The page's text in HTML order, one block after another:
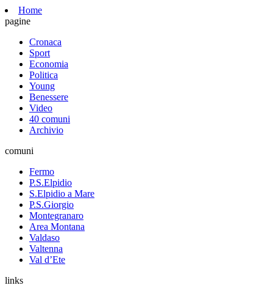
Home
pagine
Cronaca
Sport
Economia
Politica
Young
Benessere
Video
40 comuni
Archivio
comuni
Fermo
P.S.Elpidio
S.Elpidio a Mare
P.S.Giorgio
Montegranaro
Area Montana
Valdaso
Valtenna
Val d’Ete
links